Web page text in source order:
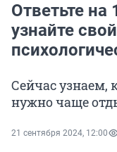
Ответьте
узнайте
Сейчас узнаем,
нужно чаще
21 сентября 2024, 12:00